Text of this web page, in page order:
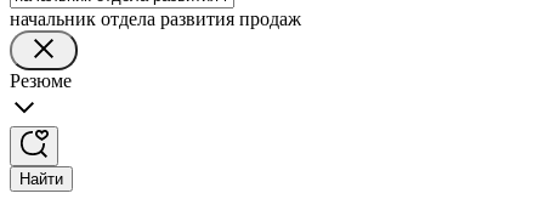
начальник отдела развития продаж
Резюме
Найти